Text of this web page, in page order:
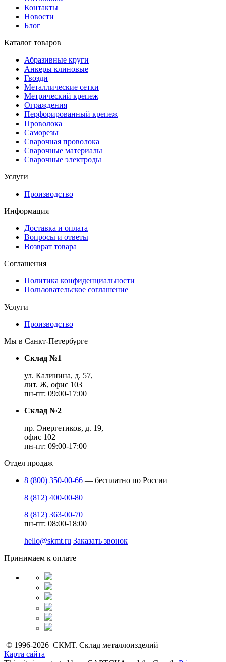
Контакты
Новости
Блог
Каталог товаров
Абразивные круги
Анкеры клиновые
Гвозди
Металлические сетки
Метрический крепеж
Ограждения
Перфорированный крепеж
Проволока
Саморезы
Сварочная проволока
Сварочные материалы
Сварочные электроды
Услуги
Производство
Информация
Доставка и оплата
Вопросы и ответы
Возврат товара
Соглашения
Политика конфиденциальности
Пользовательское соглашение
Услуги
Производство
Мы в Санкт-Петербурге
Склад №1
ул. Калинина, д. 57,
лит. Ж, офис 103
пн-пт: 09:00-17:00
Склад №2
пр. Энергетиков, д. 19,
офис 102
пн-пт: 09:00-17:00
Отдел продаж
8 (800) 350-00-66 — бесплатно по России
8 (812) 400-00-80
8 (812) 363-00-70
пн-пт: 08:00-18:00
hello@skmt.ru Заказать звонок
Принимаем к оплате
© 1996-2026 СКМТ. Склад металлоизделий
Карта сайта